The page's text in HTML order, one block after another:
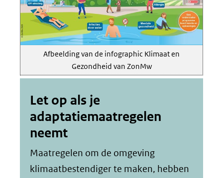
Afbeelding van de infographic Klimaat en
Gezondheid van ZonMw
Let op als je
adaptatiemaatregelen
neemt
Maatregelen om de omgeving
klimaatbestendiger te maken, hebben